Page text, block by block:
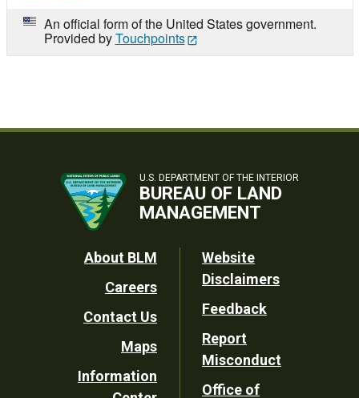
An official form of the United States government.
Provided byTouchpoints
U.S. DEPARTMENT OF THE INTERIOR
BUREAU OF LAND
MANAGEMENT
Footer
Utility
About BLM
Careers
Contact Us
Maps
Information
Website
Disclaimers
Feedback
Report
Misconduct
Office of